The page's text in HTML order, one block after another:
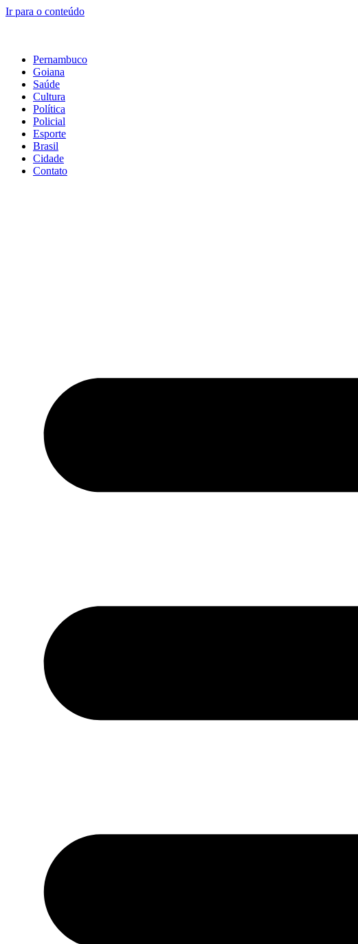
Ir para o conteúdo
Pernambuco
Goiana
Saúde
Cultura
Política
Policial
Esporte
Brasil
Cidade
Contato